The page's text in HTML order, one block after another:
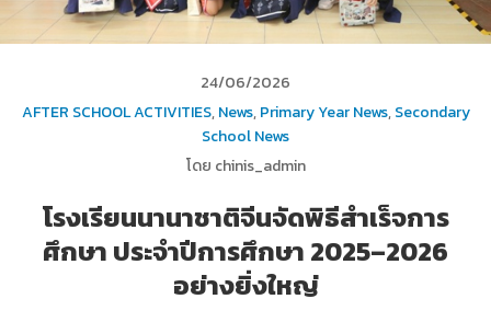
24/06/2026
AFTER SCHOOL ACTIVITIES,News,Primary Year News,Secondary
School News
โดย chinis_admin
โรงเรียนนานาชาติจีนจัดพิธีสำเร็จการ
ศึกษา ประจำปีการศึกษา 2025–2026
อย่างยิ่งใหญ่